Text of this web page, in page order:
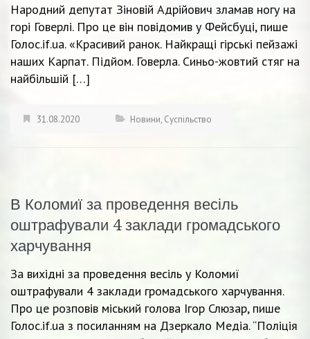
Народний депутат Зіновій Адрійович зламав ногу на
горі Говерлі. Про це він повідомив у Фейсбуці, пише
Голос.if.ua. «Красивий ранок. Найкращі гірські пейзажі
наших Карпат. Підйом. Говерла. Синьо-жовтий стяг на
найбільшій […]
31.08.2020 Новини, Суспільство
В Коломиї за проведення весіль
оштрафували 4 заклади громадського
харчування
За вихідні за проведення весіль у Коломиї
оштрафували 4 заклади громадського харчування.
Про це розповів міський голова Ігор Слюзар, пише
Голос.if.ua з посиланням на Дзеркало Медіа. “Поліція